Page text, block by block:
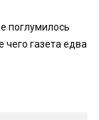
поглумилось
чего газета едва